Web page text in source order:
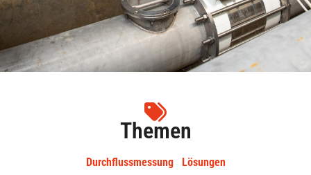
Themen
Durchflussmessung Lösungen